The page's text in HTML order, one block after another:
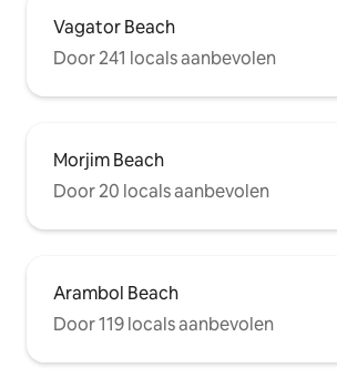
Vagator Beach
Door 241 locals aanbevolen
Morjim Beach
Door 20 locals aanbevolen
Arambol Beach
Door 119 locals aanbevolen